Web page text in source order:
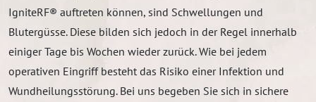
IgniteRF® auftreten können, sind Schwellungen und
Blutergüsse. Diese bilden sich jedoch in der Regel innerhalb
einiger Tage bis Wochen wieder zurück. Wie bei jedem
operativen Eingriff besteht das Risiko einer Infektion und
Wundheilungsstörung. Bei uns begeben Sie sich in sichere